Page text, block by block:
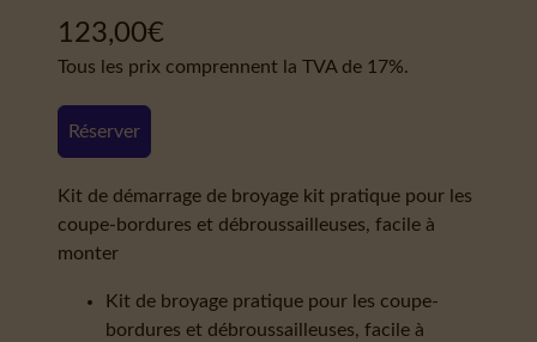
123,00€
Tous les prix comprennent la TVA de 17%.
Réserver
Kit de démarrage de broyage kit pratique pour les
coupe-bordures et débroussailleuses, facile à
monter
Kit de broyage pratique pour les coupe-
bordures et débroussailleuses, facile à